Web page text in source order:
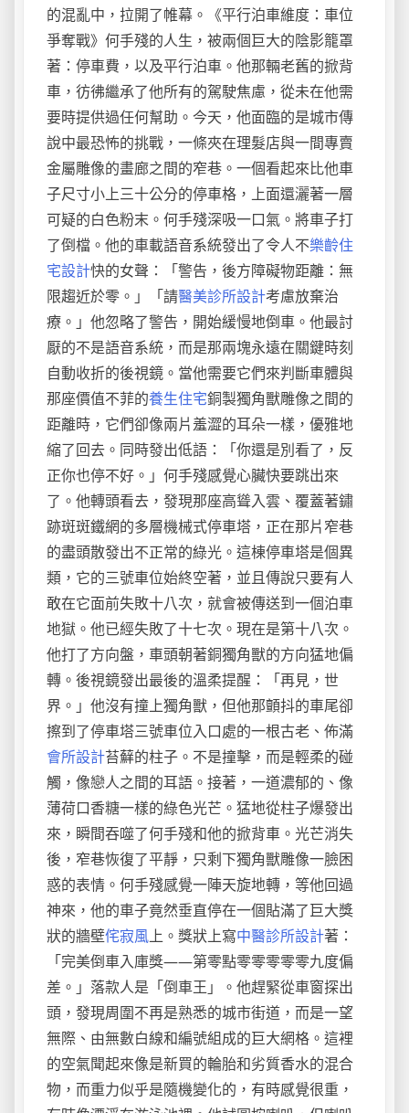
的混亂中，拉開了帷幕。《平行泊車維度：車位
爭奪戰》何手殘的人生，被兩個巨大的陰影籠罩
著：停車費，以及平行泊車。他那輛老舊的掀背
車，彷彿繼承了他所有的駕駛焦慮，從未在他需
要時提供過任何幫助。今天，他面臨的是城市傳
說中最恐怖的挑戰，一條夾在理髮店與一間專賣
金屬雕像的畫廊之間的窄巷。一個看起來比他車
子尺寸小上三十公分的停車格，上面還灑著一層
可疑的白色粉末。何手殘深吸一口氣。將車子打
了倒檔。他的車載語音系統發出了令人不樂齡住
宅設計快的女聲：「警告，後方障礙物距離：無
限趨近於零。」「請醫美診所設計考慮放棄治
療。」他忽略了警告，開始緩慢地倒車。他最討
厭的不是語音系統，而是那兩塊永遠在關鍵時刻
自動收折的後視鏡。當他需要它們來判斷車體與
那座價值不菲的養生住宅銅製獨角獸雕像之間的
距離時，它們卻像兩片羞澀的耳朵一樣，優雅地
縮了回去。同時發出低語：「你還是別看了，反
正你也停不好。」何手殘感覺心臟快要跳出來
了。他轉頭看去，發現那座高聳入雲、覆蓋著鏽
跡斑斑鐵網的多層機械式停車塔，正在那片窄巷
的盡頭散發出不正常的綠光。這棟停車塔是個異
類，它的三號車位始終空著，並且傳說只要有人
敢在它面前失敗十八次，就會被傳送到一個泊車
地獄。他已經失敗了十七次。現在是第十八次。
他打了方向盤，車頭朝著銅獨角獸的方向猛地偏
轉。後視鏡發出最後的溫柔提醒：「再見，世
界。」他沒有撞上獨角獸，但他那顫抖的車尾卻
擦到了停車塔三號車位入口處的一根古老、佈滿
會所設計苔蘚的柱子。不是撞擊，而是輕柔的碰
觸，像戀人之間的耳語。接著，一道濃郁的、像
薄荷口香糖一樣的綠色光芒。猛地從柱子爆發出
來，瞬間吞噬了何手殘和他的掀背車。光芒消失
後，窄巷恢復了平靜，只剩下獨角獸雕像一臉困
惑的表情。何手殘感覺一陣天旋地轉，等他回過
神來，他的車子竟然垂直停在一個貼滿了巨大獎
狀的牆壁侘寂風上。獎狀上寫中醫診所設計著：
「完美倒車入庫獎——第零點零零零零零九度偏
差。」落款人是「倒車王」。他趕緊從車窗探出
頭，發現周圍不再是熟悉的城市街道，而是一望
無際、由無數白線和編號組成的巨大網格。這裡
的空氣聞起來像是新買的輪胎和劣質香水的混合
物，而重力似乎是隨機變化的，有時感覺很重，